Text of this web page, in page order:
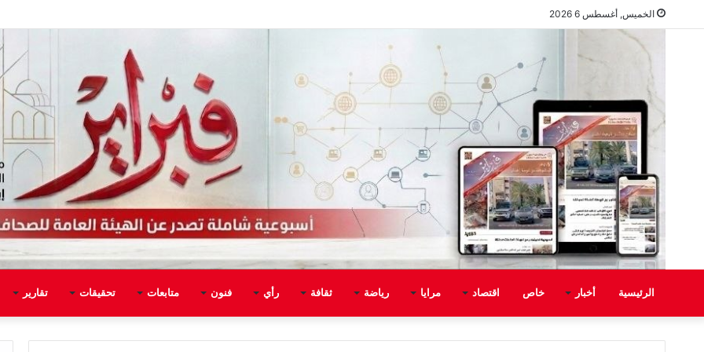
الخميس, أغسطس 6 2026
الرئيسية أخبار خاص اقتصاد مرايا رياضة ثقافة رأي فنون متابعات تحقيقات تقارير